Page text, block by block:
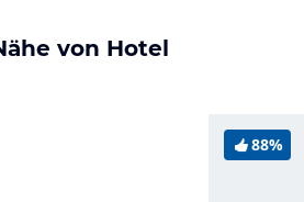
von Hotel
88%